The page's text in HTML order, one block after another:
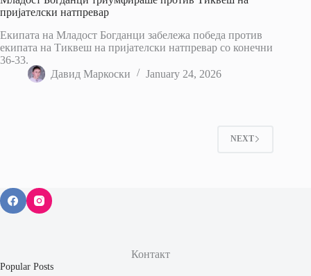
пријателски натпревар
Екипата на Младост Богданци забележа победа против
екипата на Тиквеш на пријателски натпревар со конечни
36-33.
Давид Маркоски
January 24, 2026
NEXT
Контакт
Popular Posts